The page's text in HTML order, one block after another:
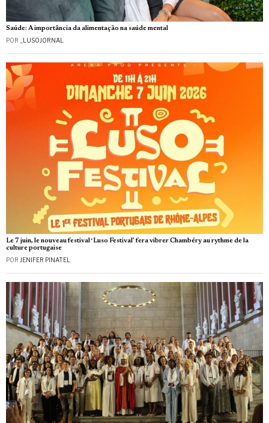
Saúde: A importância da alimentação na saúde mental
POR _LUSOJORNAL
Le 7 juin, le nouveau festival ‘Luso Festival’ fera vibrer Chambéry au rythme de la
culture portugaise
POR JENIFER PINATEL